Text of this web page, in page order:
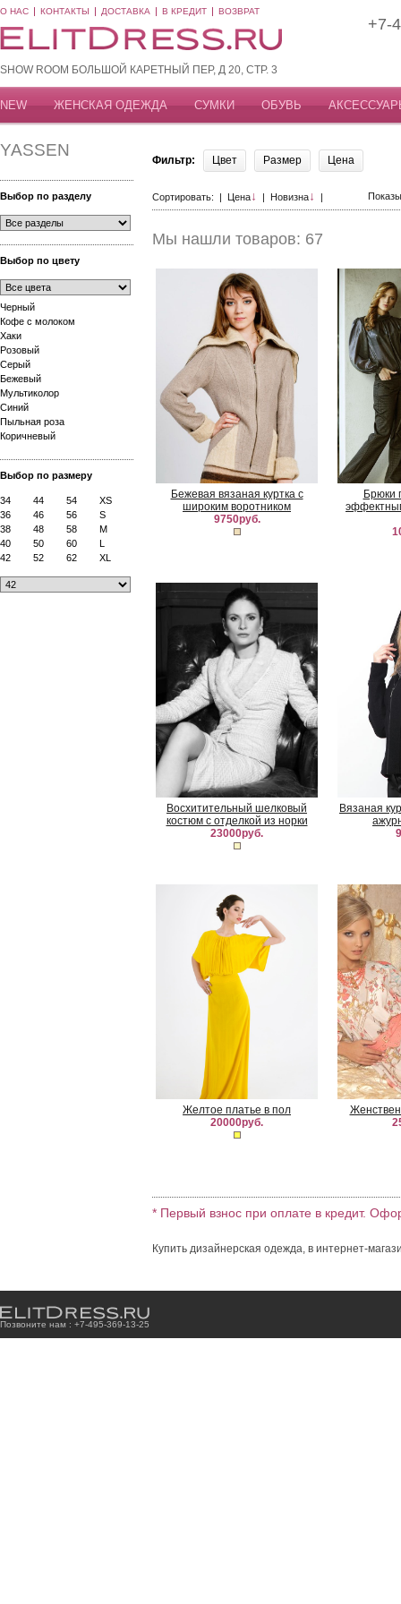
О НАС КОНТАКТЫ ДОСТАВКА В КРЕДИТ ВОЗВРАТ
SHOW ROOM БОЛЬШОЙ КАРЕТНЫЙ ПЕР, Д 20, СТР. 3
+7-
NEW ЖЕНСКАЯ ОДЕЖДА СУМКИ ОБУВЬ
YASSEN
Выбор по разделу
Выбор по цвету
Черный
Кофе с молоком
Хаки
Розовый
Серый
Бежевый
Мультиколор
Синий
Пыльная роза
Коричневый
Выбор по размеру
34 44 54
XS
36
46 56
S
38
48 58
M
40
50 60
L
42
52 62 XL
Фильтр: Цвет Размер Цена
Сортировать: | Цена↓ | Новизна↓ |
Мы нашли товаров: 67
Бежевая вязаная куртка с
широким воротником
9750руб.
Брюки
Восхитительный шелковый
костюм с отделкой из норки
23000руб.
Вязаная
Желтое платье в пол
20000руб.
* Первый взнос при оплате в кредит.
Купить дизайнерская одежда, в интернет-
Позвоните нам : +7-495-369-13-25